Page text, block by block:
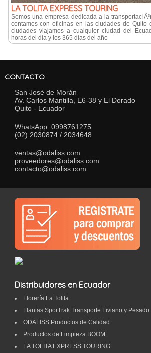
LA TOLITA EXPRESS TOURING
Somos una empresa dedicada a la
contamos con oficinas en las ciudades de Quito
ciudades viajamos a cualquier ciudad del
horas del día y los 365 días del año
CONTACTO
San José de Morán
Av. Carlos Mantilla, E6-38 y El Dorado
Quito - Ecuador
WhatsApp: 0998761275
(02) 2030874 / 2034648
ventas@odaliss.com
proveedores@odaliss.com
contacto@odaliss.com
Distribuidores en Ecuador
Florería La Tolita
Llantas SporTrak Transporte Liviano y Pesado
ODALISS Productos de Calidad
Productos de Limpieza BOOM
LA TOLITA EXPRESS TOURING